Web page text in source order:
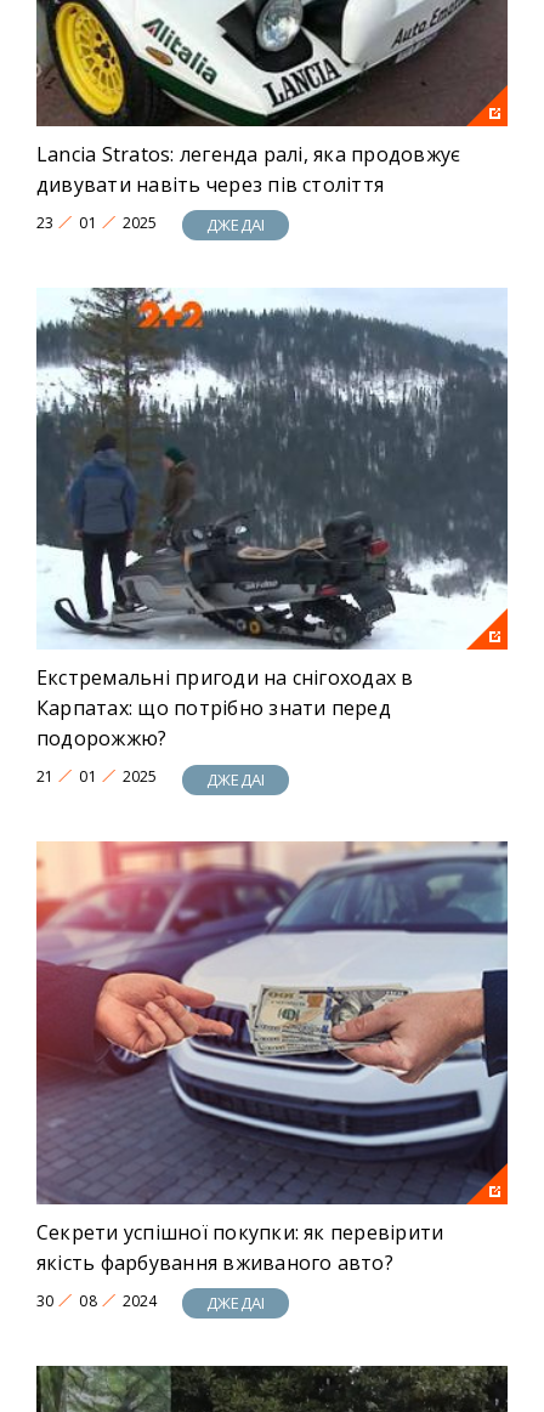
Lancia Stratos: легенда ралі, яка продовжує
дивувати навіть через пів століття
23 01 2025 ДЖЕДАІ
Екстремальні пригоди на снігоходах в
Карпатах: що потрібно знати перед
подорожжю?
21 01 2025 ДЖЕДАІ
Секрети успішної покупки: як перевірити
якість фарбування вживаного авто?
30 08 2024 ДЖЕДАІ